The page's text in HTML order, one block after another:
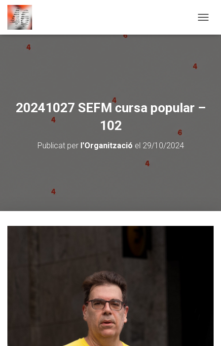
20241027 SEFM cursa popular –
102
Publicat per l'Organització el 29/10/2024